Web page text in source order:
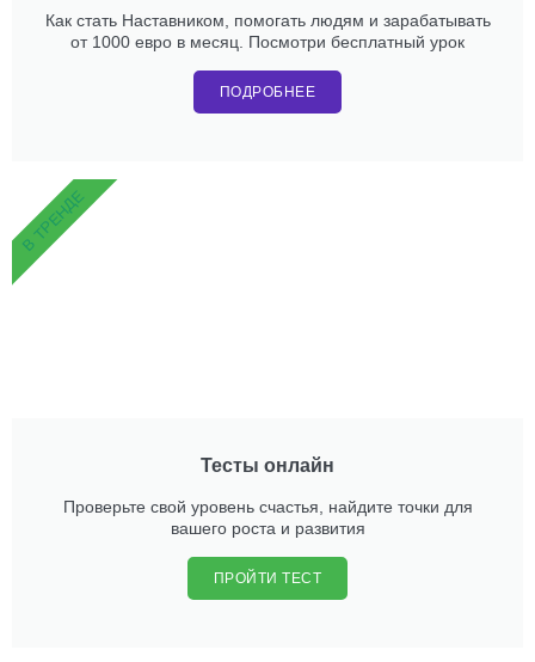
Как стать Наставником, помогать людям и зарабатывать
от 1000 евро в месяц. Посмотри бесплатный урок
ПОДРОБНЕЕ
Тесты онлайн
Проверьте свой уровень счастья, найдите точки для
вашего роста и развития
ПРОЙТИ ТЕСТ
В ТРЕНДЕ